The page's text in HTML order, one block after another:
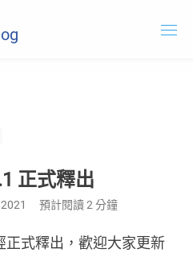
正式釋出
預計閱讀 2 分鐘
正式釋出，歡迎大家更新